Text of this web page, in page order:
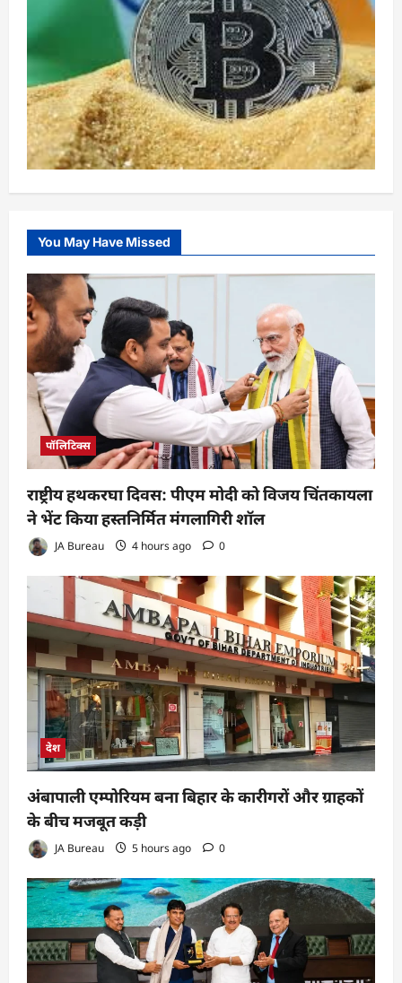
You May Have Missed
पॉलिटिक्स
राष्ट्रीय हथकरघा दिवस: पीएम मोदी को विजय चिंतकायला
ने भेंट किया हस्तनिर्मित मंगलागिरी शॉल
JA Bureau 4 hours ago 0
देश
अंबापाली एम्पोरियम बना बिहार के कारीगरों और ग्राहकों
के बीच मजबूत कड़ी
JA Bureau 5 hours ago 0